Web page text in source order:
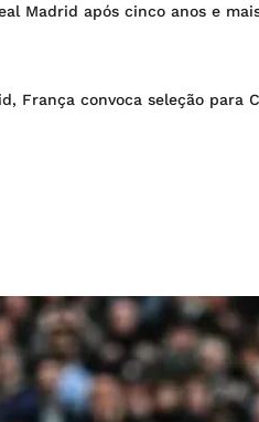
Madrid após cinco anos e
França convoca seleção para